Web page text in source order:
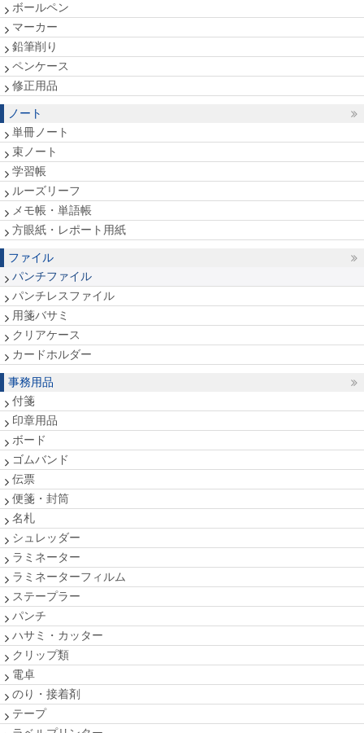
ボールペン
マーカー
鉛筆削り
ペンケース
修正用品
ノート
単冊ノート
束ノート
学習帳
ルーズリーフ
メモ帳・単語帳
方眼紙・レポート用紙
ファイル
パンチファイル
パンチレスファイル
用箋バサミ
クリアケース
カードホルダー
事務用品
付箋
印章用品
ボード
ゴムバンド
伝票
便箋・封筒
名札
シュレッダー
ラミネーター
ラミネーターフィルム
ステープラー
パンチ
ハサミ・カッター
クリップ類
電卓
のり・接着剤
テープ